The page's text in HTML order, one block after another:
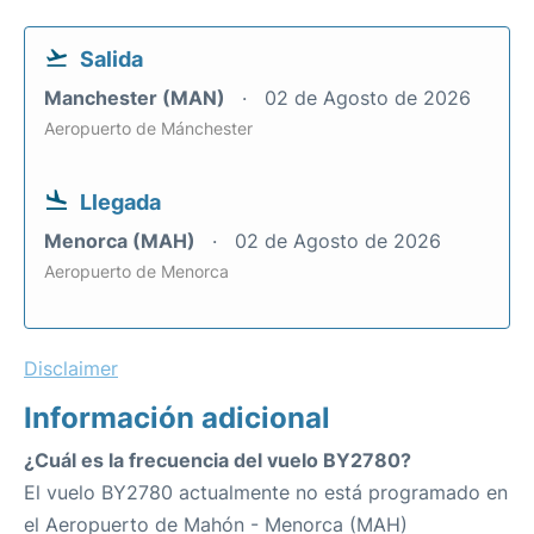
Salida
Manchester (MAN) 02 de Agosto de 2026
Aeropuerto de Mánchester
Llegada
Menorca (MAH) 02 de Agosto de 2026
Aeropuerto de Menorca
Disclaimer
Información adicional
¿Cuál es la frecuencia del vuelo BY2780?
El vuelo BY2780 actualmente no está programado en
el Aeropuerto de Mahón - Menorca (MAH)